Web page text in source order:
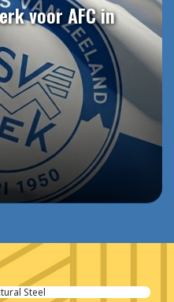
voor AFC in